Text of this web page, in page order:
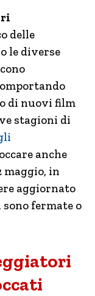
delle
le diverse
di nuovi film
stagioni di
anche
in
aggiornato
fermate o